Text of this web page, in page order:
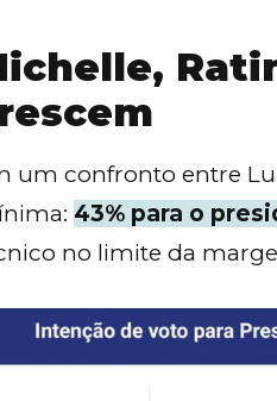
um confronto entre
43% para o
no limite da